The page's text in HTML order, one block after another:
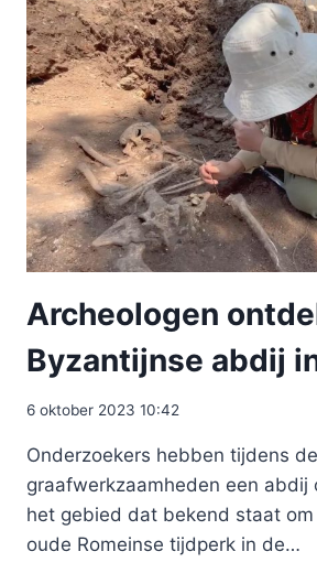
Archeologen
Byzantijnse abdij
6 oktober 2023 10:42
Onderzoekers hebben tijdens
graafwerkzaamheden een abdij
het gebied dat bekend staat
oude Romeinse tijdperk in de…